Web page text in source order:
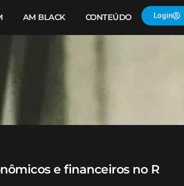
AM BLACK CONTEÚDO Login
e financeiros no R